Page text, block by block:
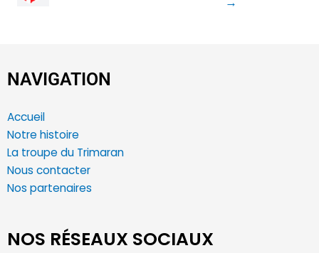
NAVIGATION
Accueil
Notre histoire
La troupe du Trimaran
Nous contacter
Nos partenaires
NOS RÉSEAUX SOCIAUX